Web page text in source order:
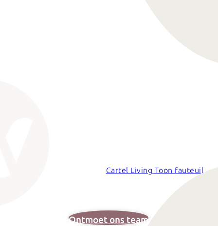
Cartel Living Toon fauteuil
Ontmoet ons team